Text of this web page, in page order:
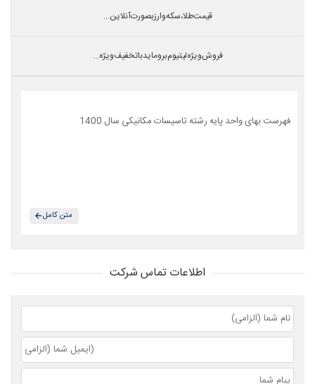
قیمت طلا،سکه و ارز بصورت آنلاین...
فروش ویژه لیتیوم بروماید با تخفیف ویژه...
فهرست بهای واحد پایه رشته تاسیسات مکانیکی سال 1400
متن کامل
اطلاعات تماس شرکت